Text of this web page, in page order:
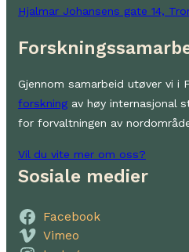
Hjalmar Johansens gate 14,
Gjennom samarbeid utøver vi i
forskning av høy internasjonal
for forvaltningen av
Vil du vite mer om oss?
Sosiale medier
Facebook
Vimeo